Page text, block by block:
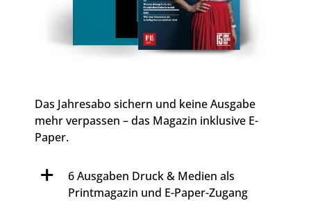
Das Jahresabo sichern und keine Ausgabe
mehr verpassen – das Magazin inklusive E-
Paper.
6 Ausgaben Druck & Medien als
Printmagazin und E-Paper-Zugang